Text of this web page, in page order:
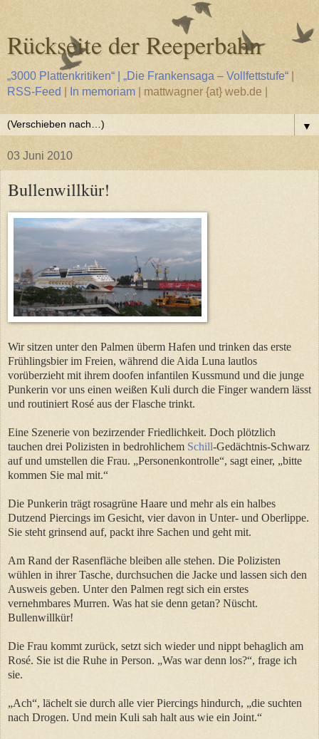
Rückseite der Reeperbahn
„3000 Plattenkritiken“ | „Die Frankensaga – Vollfettstufe“
RSS-Feed
In memoriam | mattwagner {at} web.de |
▼
03 Juni 2010
Bullenwillkür!
Wir sitzen unter den Palmen überm Hafen und trinken das erste
Frühlingsbier im Freien, während die Aida Luna lautlos
vorüberzieht mit ihrem doofen infantilen Kussmund und die junge
Punkerin vor uns einen weißen Kuli durch die Finger wandern lässt
und routiniert Rosé aus der Flasche trinkt.
Eine Szenerie von bezirzender Friedlichkeit. Doch plötzlich
tauchen drei Polizisten in bedrohlichem Schill-Gedächtnis-Schwarz
auf und umstellen die Frau. „Personenkontrolle“, sagt einer, „bitte
kommen Sie mal mit.“
Die Punkerin trägt rosagrüne Haare und mehr als ein halbes
Dutzend Piercings im Gesicht, vier davon in Unter- und Oberlippe.
Sie steht grinsend auf, packt ihre Sachen und geht mit.
Am Rand der Rasenfläche bleiben alle stehen. Die Polizisten
wühlen in ihrer Tasche, durchsuchen die Jacke und lassen sich den
Ausweis geben. Unter den Palmen regt sich ein erstes
vernehmbares Murren. Was hat sie denn getan? Nüscht.
Bullenwillkür!
Die Frau kommt zurück, setzt sich wieder und nippt behaglich am
Rosé. Sie ist die Ruhe in Person. „Was war denn los?“, frage ich
sie.
„Ach“, lächelt sie durch alle vier Piercings hindurch, „die suchten
nach Drogen. Und mein Kuli sah halt aus wie ein Joint.“